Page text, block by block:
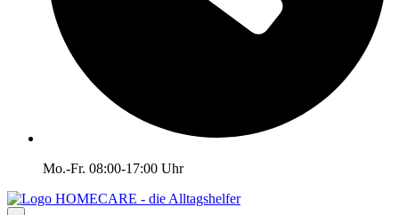
Mo.-Fr. 08:00-17:00 Uhr